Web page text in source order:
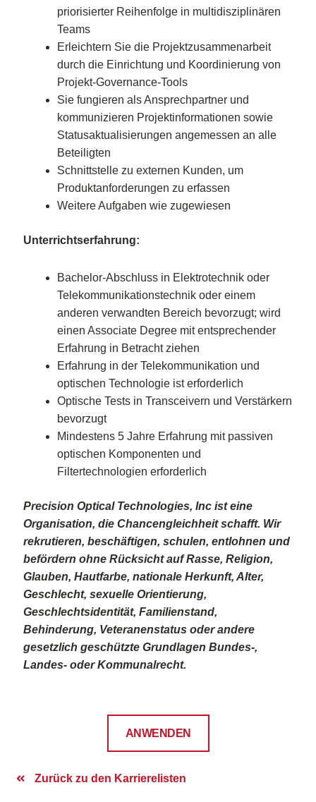
priorisierter Reihenfolge in multidisziplinären
Teams
Erleichtern Sie die Projektzusammenarbeit
durch die Einrichtung und Koordinierung von
Projekt-Governance-Tools
Sie fungieren als Ansprechpartner und
kommunizieren Projektinformationen sowie
Statusaktualisierungen angemessen an alle
Beteiligten
Schnittstelle zu externen Kunden, um
Produktanforderungen zu erfassen
Weitere Aufgaben wie zugewiesen
Unterrichtserfahrung:
Bachelor-Abschluss in Elektrotechnik oder
Telekommunikationstechnik oder einem
anderen verwandten Bereich bevorzugt; wird
einen Associate Degree mit entsprechender
Erfahrung in Betracht ziehen
Erfahrung in der Telekommunikation und
optischen Technologie ist erforderlich
Optische Tests in Transceivern und Verstärkern
bevorzugt
Mindestens 5 Jahre Erfahrung mit passiven
optischen Komponenten und
Filtertechnologien erforderlich
Precision Optical Technologies, Inc ist eine
Organisation, die Chancengleichheit schafft. Wir
rekrutieren, beschäftigen, schulen, entlohnen und
befördern ohne Rücksicht auf Rasse, Religion,
Glauben, Hautfarbe, nationale Herkunft, Alter,
Geschlecht, sexuelle Orientierung,
Geschlechtsidentität, Familienstand,
Behinderung, Veteranenstatus oder andere
gesetzlich geschützte Grundlagen Bundes-,
Landes- oder Kommunalrecht.
ANWENDEN
Zurück zu den Karrierelisten